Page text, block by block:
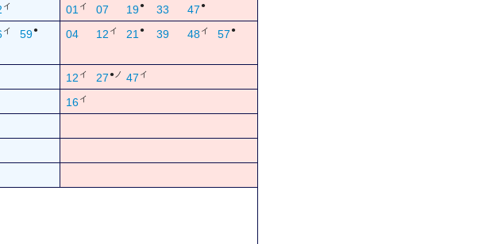
イ 01 イ 07 19● 33 47 ●
イ 59 ● 04 12 イ 21 ● 39 48 イ 57 ●
12 イ 27 ●ノ 47 イ
16イ